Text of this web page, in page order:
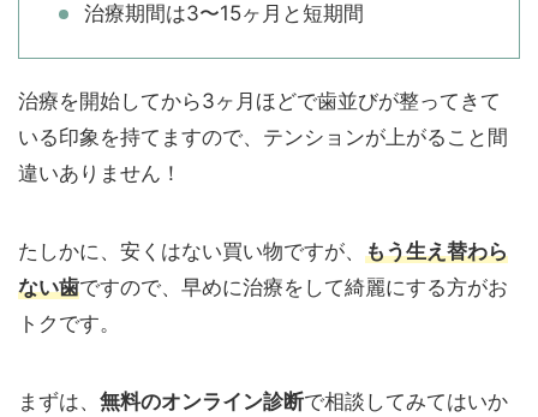
治療期間は3〜15ヶ月と短期間
治療を開始してから3ヶ月ほどで歯並びが整ってきて
いる印象を持てますので、テンションが上がること間
違いありません！
たしかに、安くはない買い物ですが、 もう生え替わら
ない歯ですので、早めに治療をして綺麗にする方がお
トクです。
まずは、 無料のオンライン診断で相談してみてはいか